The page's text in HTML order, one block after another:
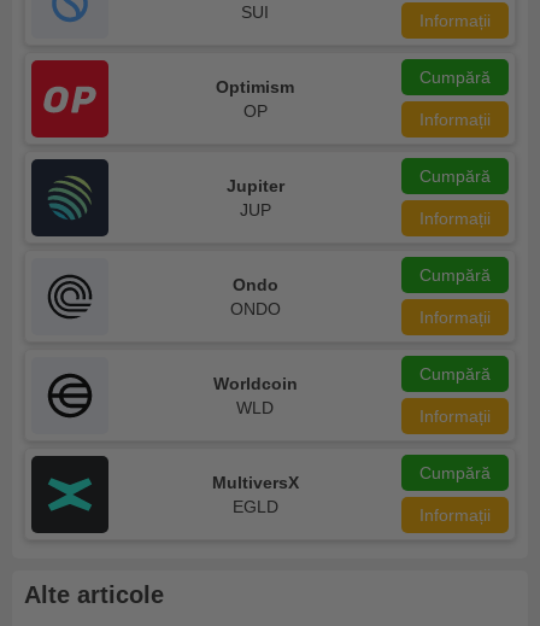
SUI
Informații
Optimism
OP
Cumpără
Informații
Jupiter
JUP
Cumpără
Informații
Ondo
ONDO
Cumpără
Informații
Worldcoin
WLD
Cumpără
Informații
MultiversX
EGLD
Cumpără
Informații
Alte articole